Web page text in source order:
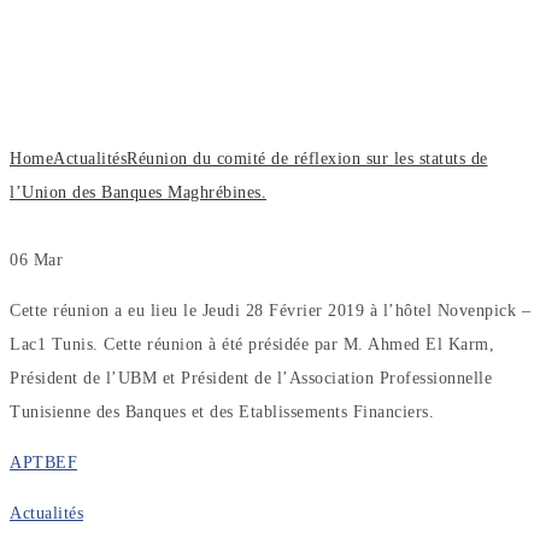
HomeActualitésRéunion du comité de réflexion sur les statuts de
l’Union des Banques Maghrébines.
06 Mar
Cette réunion a eu lieu le Jeudi 28 Février 2019 à l’hôtel Novenpick –
Lac1 Tunis. Cette réunion à été présidée par M. Ahmed El Karm,
Président de l’UBM et Président de l’Association Professionnelle
Tunisienne des Banques et des Etablissements Financiers.
APTBEF
Actualités